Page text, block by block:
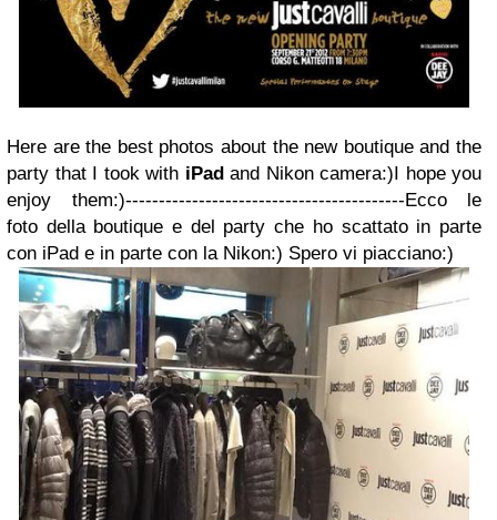
Here are the best photos about the new boutique and the
party that I took with iPad and Nikon camera:)I hope you
enjoy them:)------------------------------------------Ecco le
foto della boutique e del party che ho scattato in parte
con iPad e in parte con la Nikon:) Spero vi piacciano:)